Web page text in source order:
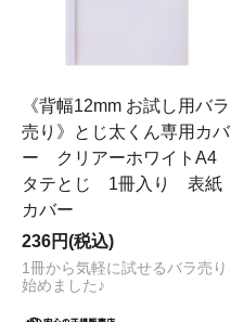
《背幅12mm お試し用バラ
売り》とじ太くん専用カバ
ー クリアーホワイトA4
タテとじ 1冊入り 表紙
カバー
236円(税込)
1冊から気軽に試せるバラ売り
始めました♪